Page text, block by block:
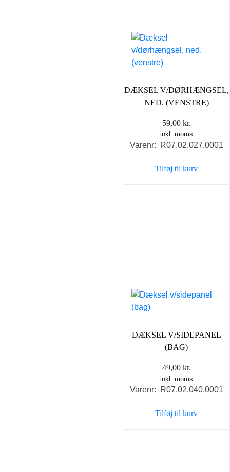
DÆKSEL V/DØRHÆNGSEL,
NED. (VENSTRE)
59,00 kr.
inkl. moms
Varenr: R07.02.027.0001
Tilføj til kurv
DÆKSEL V/SIDEPANEL
(BAG)
49,00 kr.
inkl. moms
Varenr: R07.02.040.0001
Tilføj til kurv